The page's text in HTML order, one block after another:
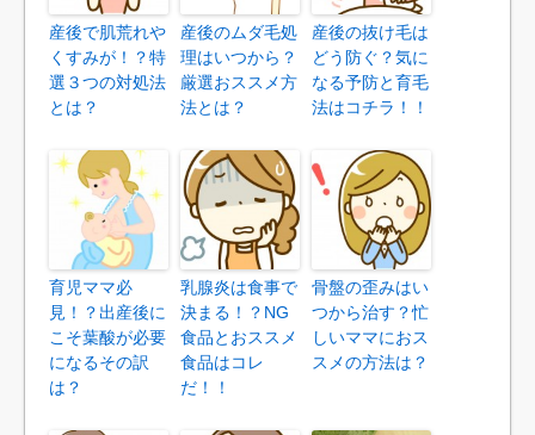
産後で肌荒れや
くすみが！？特
選３つの対処法
とは？
産後のムダ毛処
理はいつから？
厳選おススメ方
法とは？
産後の抜け毛は
どう防ぐ？気に
なる予防と育毛
法はコチラ！！
育児ママ必
見！？出産後に
こそ葉酸が必要
になるその訳
は？
乳腺炎は食事で
決まる！？NG
食品とおススメ
食品はコレ
だ！！
骨盤の歪みはい
つから治す？忙
しいママにおス
スメの方法は？